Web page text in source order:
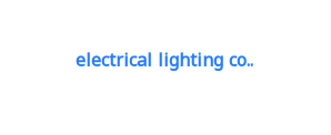
electrical lighting co..